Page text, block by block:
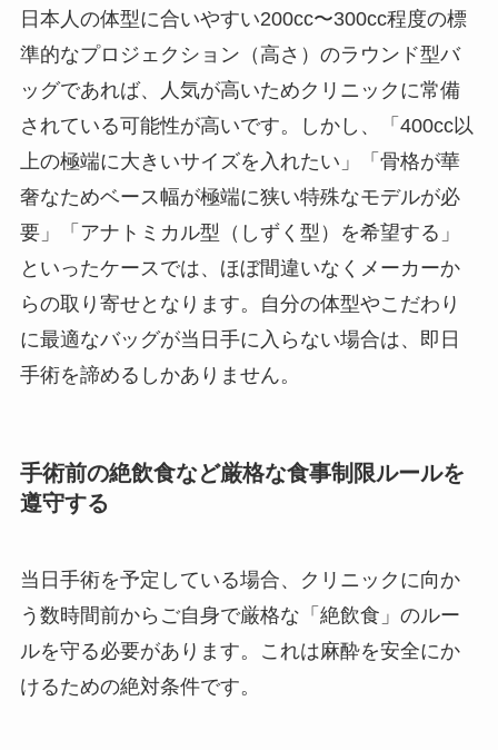
日本人の体型に合いやすい200cc〜300cc程度の標
準的なプロジェクション（高さ）のラウンド型バ
ッグであれば、人気が高いためクリニックに常備
されている可能性が高いです。しかし、「400cc以
上の極端に大きいサイズを入れたい」「骨格が華
奢なためベース幅が極端に狭い特殊なモデルが必
要」「アナトミカル型（しずく型）を希望する」
といったケースでは、ほぼ間違いなくメーカーか
らの取り寄せとなります。自分の体型やこだわり
に最適なバッグが当日手に入らない場合は、即日
手術を諦めるしかありません。
手術前の絶飲食など厳格な食事制限ルールを
遵守する
当日手術を予定している場合、クリニックに向か
う数時間前からご自身で厳格な「絶飲食」のルー
ルを守る必要があります。これは麻酔を安全にか
けるための絶対条件です。